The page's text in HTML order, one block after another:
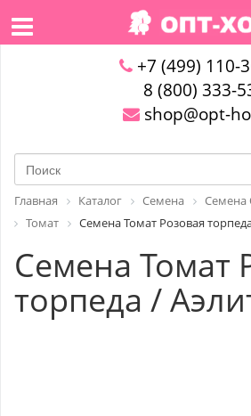
+7 (499) 110-
8 (800) 333-
shop@opt-
Главная Каталог Семена
Томат
Семена Томат Розовая
Семена Томат
торпеда /